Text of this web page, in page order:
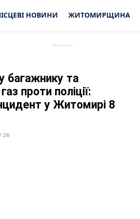
НОВИНИ ЖИТОМИРЩИНА
багажнику та
проти поліції:
у Житомирі 8